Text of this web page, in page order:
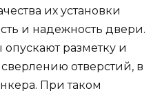
их установки
и надежность двери.
разметку и
отверстий, в
При таком